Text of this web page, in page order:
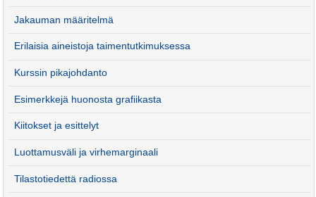
Jakauman määritelmä
Erilaisia aineistoja taimentutkimuksessa
Kurssin pikajohdanto
Esimerkkejä huonosta grafiikasta
Kiitokset ja esittelyt
Luottamusväli ja virhemarginaali
Tilastotiedettä radiossa